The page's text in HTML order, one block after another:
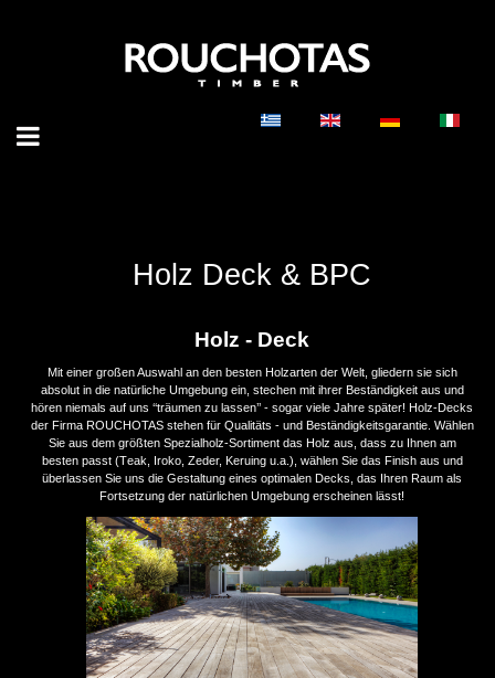
Holz Deck & BPC
Holz - Deck
Mit einer großen Auswahl an den besten Holzarten der Welt, gliedern sie sich
absolut in die natürliche Umgebung ein, stechen mit ihrer Beständigkeit aus und
hören niemals auf uns ‘‘träumen zu lassen’’ - sogar viele Jahre später! Holz-Decks
der Firma ROUCHOTAS stehen für Qualitäts - und Beständigkeitsgarantie. Wählen
Sie aus dem größten Spezialholz-Sortiment das Holz aus, dass zu Ihnen am
besten passt (Τeak, Ιroko, Zeder, Keruing u.a.), wählen Sie das Finish aus und
überlassen Sie uns die Gestaltung eines optimalen Decks, das Ihren Raum als
Fortsetzung der natürlichen Umgebung erscheinen lässt!